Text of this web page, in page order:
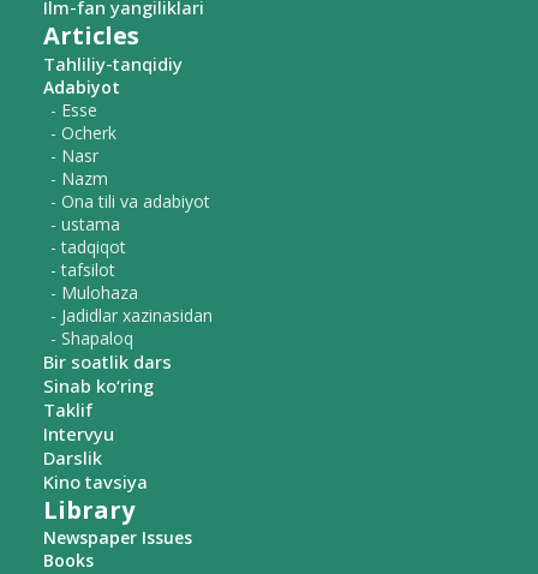
Ilm-fan yangiliklari
Articles
Tahliliy-tanqidiy
Adabiyot
- Esse
- Ocherk
- Nasr
- Nazm
- Ona tili va adabiyot
- ustama
- tadqiqot
- tafsilot
- Mulohaza
- Jadidlar xazinasidan
- Shapaloq
Bir soatlik dars
Sinab ko‘ring
Taklif
Intervyu
Darslik
Kino tavsiya
Library
Newspaper Issues
Books